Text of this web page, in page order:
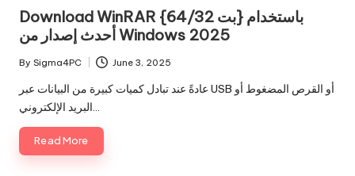
Download WinRAR {64/32 بت} باستخدام
أحدث إصدار من Windows 2025
Posted
by
By Sigma4PC June 3, 2025
عادةً عند تبادل كميات كبيرة من البيانات عبر USB أو القرص المضغوط أو
البريد الإلكتروني…
Read More